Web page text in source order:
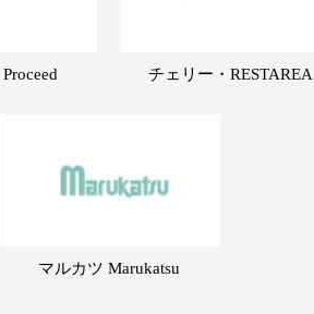
チェリー・RESTAREA
マルカツ Marukatsu